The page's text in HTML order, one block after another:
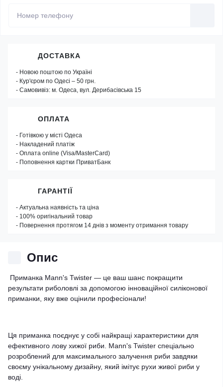
Опис
Приманка Mann's Twister — це ваш шанс покращити
результати риболовлі за допомогою інноваційної силіконової
приманки, яку вже оцінили професіонали!
Ця приманка поєднує у собі найкращі характеристики для
ефективного лову хижої риби. Mann's Twister спеціально
розроблений для максимального залучення риби завдяки
своєму унікальному дизайну, який імітує рухи живої риби у
воді.
ДОСТАВКА
- Новою поштою по Україні
- Кур'єром по Одесі – 50 грн.
- Самовивіз: м. Одеса, вул. Дерибасівська 15
ОПЛАТА
- Готівкою у місті Одеса
- Накладений платіж
- Оплата online (Visa/MasterCard)
- Поповнення картки ПриватБанк
ГАРАНТІЇ
- Актуальна наявність та ціна
- 100% оригінальний товар
- Повернення протягом 14 днів з моменту отримання товару